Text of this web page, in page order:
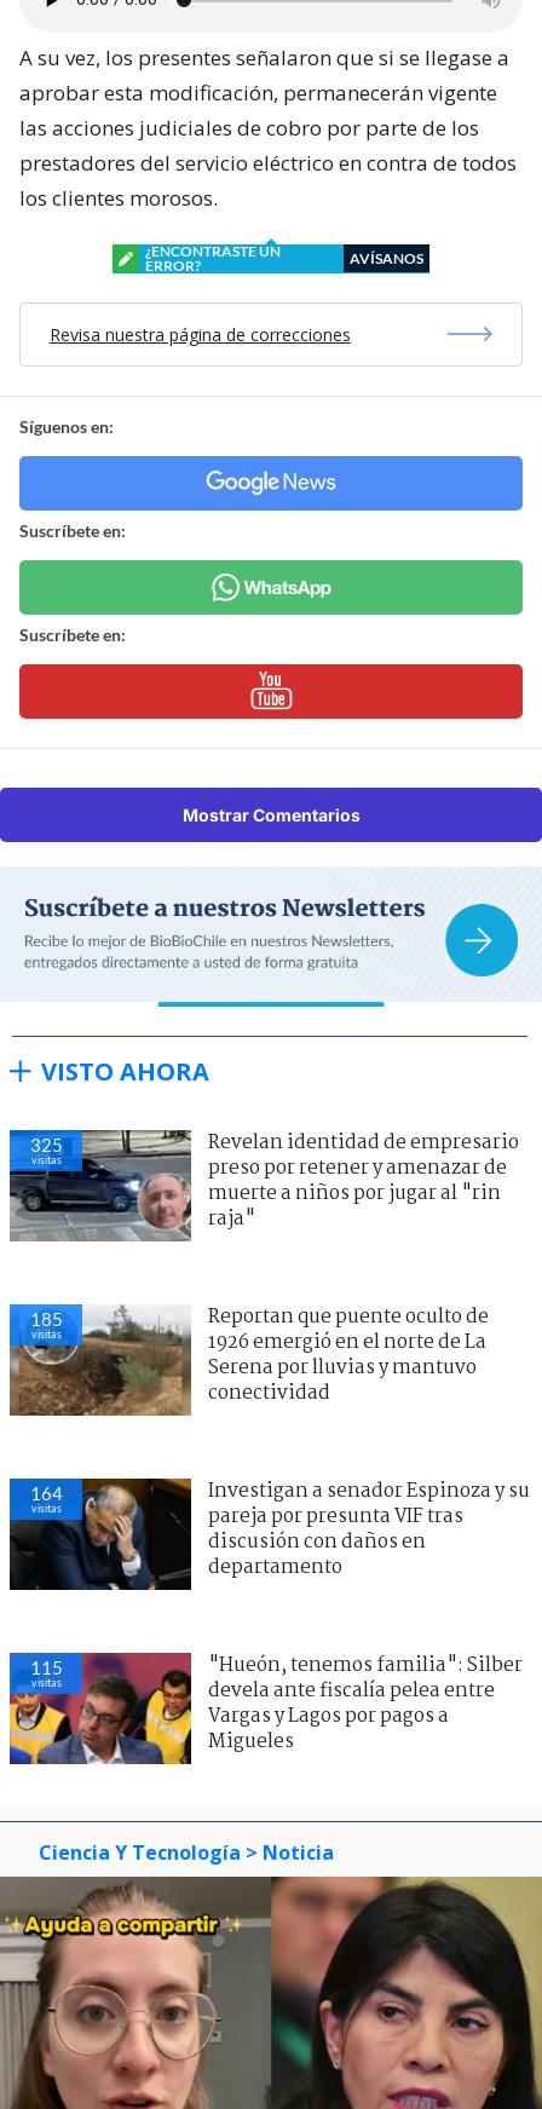
A su vez, los presentes señalaron que si se llegase a
aprobar esta modificación, permanecerán vigente
las acciones judiciales de cobro por parte de los
prestadores del servicio eléctrico en contra de todos
los clientes morosos.
¿ENCONTRASTE UN
ERROR?
AVÍSANOS
Revisa nuestra página de correcciones
Síguenos en:
Suscríbete en:
Suscríbete en:
Mostrar Comentarios
VISTO AHORA
325
visitas
Revelan identidad de empresario
preso por retener y amenazar de
muerte a niños por jugar al "rin
raja"
185
visitas
Reportan que puente oculto de
1926 emergió en el norte de La
Serena por lluvias y mantuvo
conectividad
164
visitas
Investigan a senador Espinoza y su
pareja por presunta VIF tras
discusión con daños en
departamento
115
visitas
"Hueón, tenemos familia": Silber
devela ante fiscalía pelea entre
Vargas y Lagos por pagos a
Migueles
Ciencia Y Tecnología > Noticia